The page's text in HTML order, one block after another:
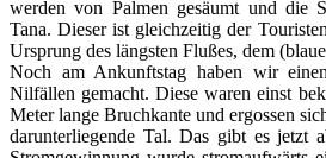
werden von Palmen gesäumt und die
Tana. Dieser ist gleichzeitig der
Ursprung des längsten Flußes, dem
Noch am Ankunftstag haben wir
Nilfällen gemacht. Diese waren einst
Meter lange Bruchkante und ergossen
darunterliegende Tal. Das gibt es jetzt